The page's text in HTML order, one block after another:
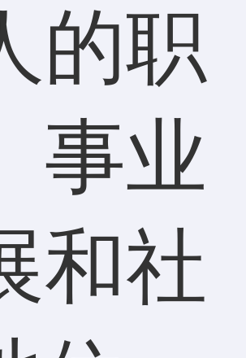
的职
事业
和社